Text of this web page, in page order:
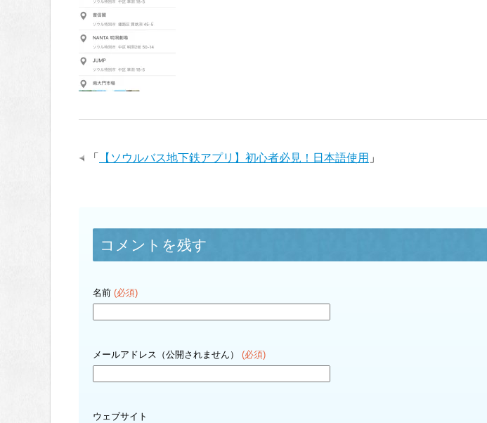
「 【ソウルバス地下鉄アプリ】初心者必見！日本語使用 」
コメントを残す
名前 (必須)
メールアドレス（公開されません） (必須)
ウェブサイト